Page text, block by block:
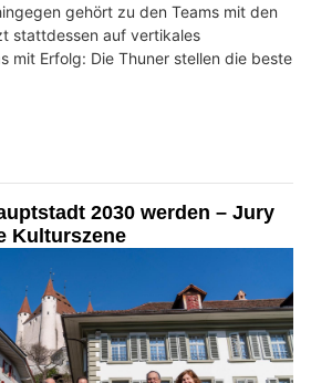
gehört zu den Teams mit den
stattdessen auf vertikales
mit Erfolg: Die Thuner stellen die beste
2030 werden – Jury
Kulturszene